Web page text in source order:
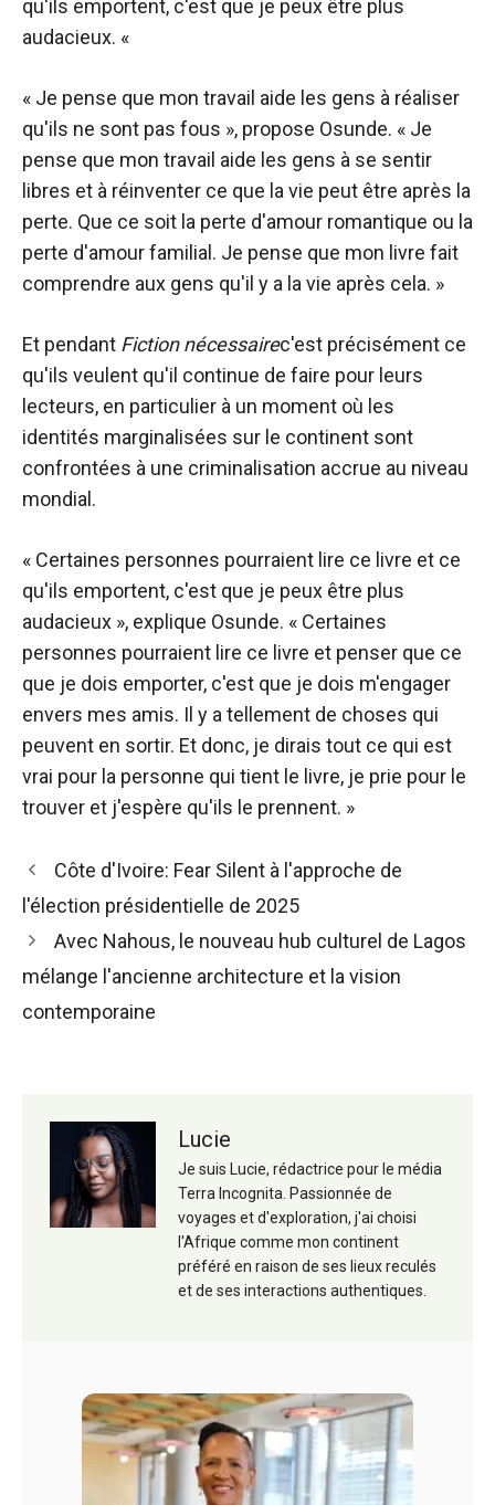
qu'ils emportent, c'est que je peux être plus
audacieux. «
« Je pense que mon travail aide les gens à réaliser
qu'ils ne sont pas fous », propose Osunde. « Je
pense que mon travail aide les gens à se sentir
libres et à réinventer ce que la vie peut être après la
perte. Que ce soit la perte d'amour romantique ou la
perte d'amour familial. Je pense que mon livre fait
comprendre aux gens qu'il y a la vie après cela. »
Et pendant Fiction nécessairec'est précisément ce
qu'ils veulent qu'il continue de faire pour leurs
lecteurs, en particulier à un moment où les
identités marginalisées sur le continent sont
confrontées à une criminalisation accrue au niveau
mondial.
« Certaines personnes pourraient lire ce livre et ce
qu'ils emportent, c'est que je peux être plus
audacieux », explique Osunde. « Certaines
personnes pourraient lire ce livre et penser que ce
que je dois emporter, c'est que je dois m'engager
envers mes amis. Il y a tellement de choses qui
peuvent en sortir. Et donc, je dirais tout ce qui est
vrai pour la personne qui tient le livre, je prie pour le
trouver et j'espère qu'ils le prennent. »
Navigation
des
Côte d'Ivoire: Fear Silent à l'approche de
l'élection présidentielle de 2025
Avec Nahous, le nouveau hub culturel de Lagos
mélange l'ancienne architecture et la vision
contemporaine
Lucie
Je suis Lucie, rédactrice pour le média
Terra Incognita. Passionnée de
voyages et d'exploration, j'ai choisi
l'Afrique comme mon continent
préféré en raison de ses lieux reculés
et de ses interactions authentiques.